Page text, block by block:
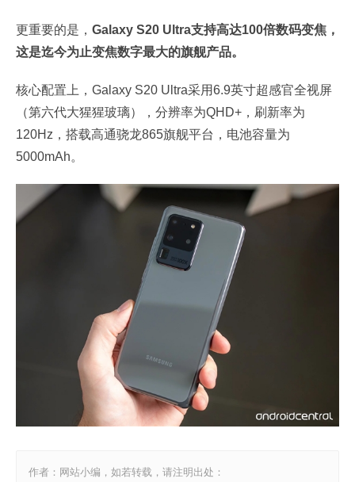
更重要的是， Galaxy S20 Ultra支持高达100倍数码变焦，
这是迄今为止变焦数字最大的旗舰产品。
核心配置上，Galaxy S20 Ultra采用6.9英寸超感官全视屏
（第六代大猩猩玻璃），分辨率为QHD+，刷新率为
120Hz，搭载高通骁龙865旗舰平台，电池容量为
5000mAh。
作者：网站小编，如若转载，请注明出处：